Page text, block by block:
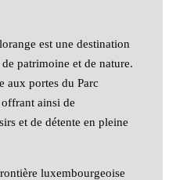
est une destination
patrimoine et de nature.
aux portes du Parc
ainsi de
et de détente en pleine
luxembourgeoise